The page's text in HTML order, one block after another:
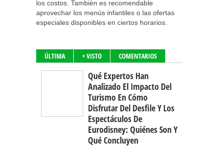
los costos. También es recomendable
aprovechar los menús infantiles o las ofertas
especiales disponibles en ciertos horarios.
ÚLTIMA + VISTO COMENTARIOS
Qué Expertos Han
Analizado El Impacto Del
Turismo En Cómo
Disfrutar Del Desfile Y Los
Espectáculos De
Eurodisney: Quiénes Son Y
Qué Concluyen